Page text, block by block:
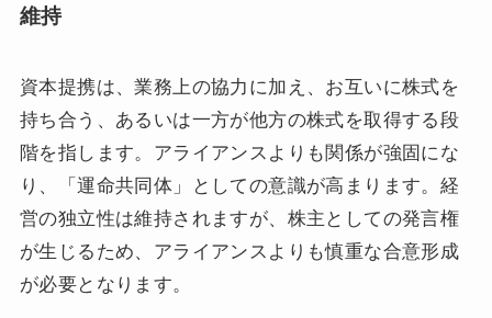
維持
資本提携は、業務上の協力に加え、お互いに株式を
持ち合う、あるいは一方が他方の株式を取得する段
階を指します。アライアンスよりも関係が強固にな
り、「運命共同体」としての意識が高まります。経
営の独立性は維持されますが、株主としての発言権
が生じるため、アライアンスよりも慎重な合意形成
が必要となります。